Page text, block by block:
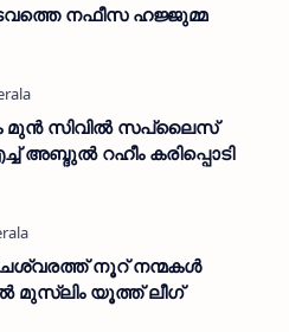
നഫീസ ഹജ്ജുമ്മ
മുൻ സിവില്‍ സപ്ലൈസ്
അബ്ദുൽ റഹീം കരിപ്പൊടി
നൂറ് നന്മകൾ
മുസ്ലിം യൂത്ത് ലീഗ്